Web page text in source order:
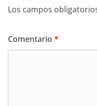
Los campos
Comentario *